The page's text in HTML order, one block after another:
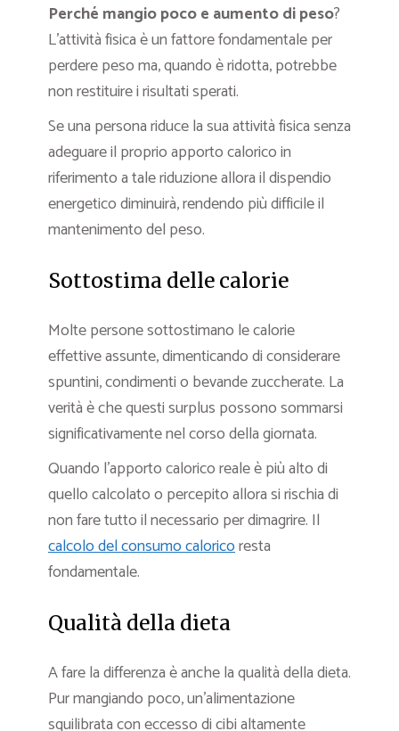
Perché mangio poco e aumento di peso?
L’attività fisica è un fattore fondamentale per
perdere peso ma, quando è ridotta, potrebbe
non restituire i risultati sperati.
Se una persona riduce la sua attività fisica senza
adeguare il proprio apporto calorico in
riferimento a tale riduzione allora il dispendio
energetico diminuirà, rendendo più difficile il
mantenimento del peso.
Sottostima delle calorie
Molte persone sottostimano le calorie
effettive assunte, dimenticando di considerare
spuntini, condimenti o bevande zuccherate. La
verità è che questi surplus possono sommarsi
significativamente nel corso della giornata.
Quando l’apporto calorico reale è più alto di
quello calcolato o percepito allora si rischia di
non fare tutto il necessario per dimagrire. Il
calcolo del consumo caloricoresta
fondamentale.
Qualità della dieta
A fare la differenza è anche la qualità della dieta.
Pur mangiando poco, un’alimentazione
squilibrata con eccesso di cibi altamente